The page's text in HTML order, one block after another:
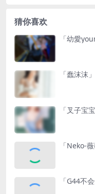
猜你喜欢
「幼愛
「蠢沫沫
「叉子宝
「Neko-
「G44不